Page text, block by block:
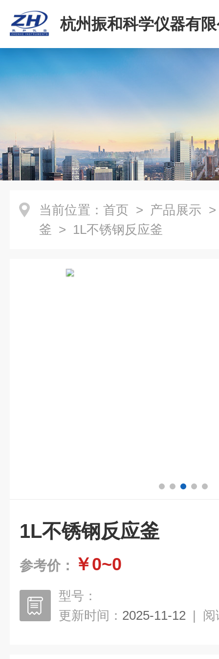
杭州振和科学仪器有
当前位置： 首页 > 产品展示
釜 > 1L不锈钢反应釜
1L不锈钢反应釜
参考价： ￥0~0
型号：
更新时间： 2025-11-12 | 阅